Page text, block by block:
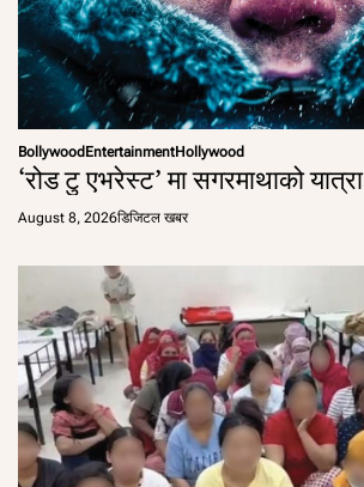
Bollywood EntertainmentHollywood
‘रोड टु एभरेस्ट’ मा सगरमाथाको यात्रा
August 8, 2026डिजिटल खबर